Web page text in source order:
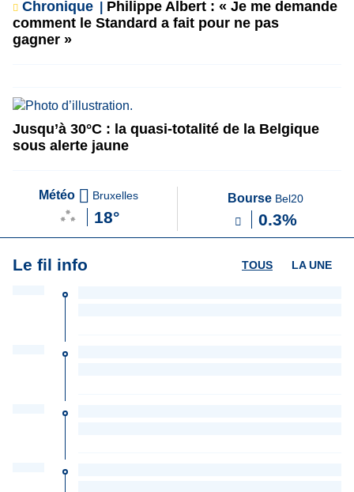
Chronique
Philippe Albert : « Je me demande
comment le Standard a fait pour ne pas
gagner »
Jusqu’à 30°C : la quasi-totalité de la Belgique
sous alerte jaune
Météo Bruxelles
18°
Bourse Bel20
0.3%
Le fil info LA UNE
TOUS